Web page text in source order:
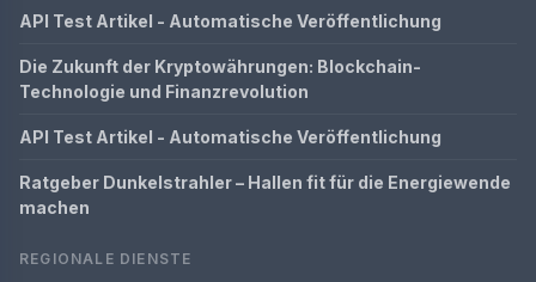
API Test Artikel - Automatische Veröffentlichung
Die Zukunft der Kryptowährungen: Blockchain-
Technologie und Finanzrevolution
API Test Artikel - Automatische Veröffentlichung
Ratgeber Dunkelstrahler – Hallen fit für die Energiewende
machen
REGIONALE DIENSTE